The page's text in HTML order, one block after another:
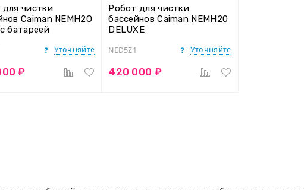
чистки
Caiman NEMH2O
батареей
Уточняйте
₽
Робот для чистки
бассейнов Caiman NEMH20
DELUXE
NED5Z1 Уточняйте
420 000 ₽